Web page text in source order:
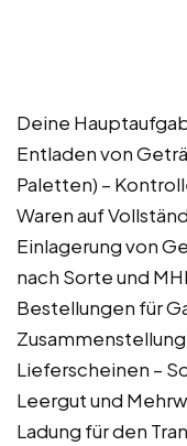
Deine
Entladen von
Paletten) –
Waren auf
Einlagerung von
nach Sorte und
Bestellungen für
Lieferscheinen –
Leergut und
Ladung für den